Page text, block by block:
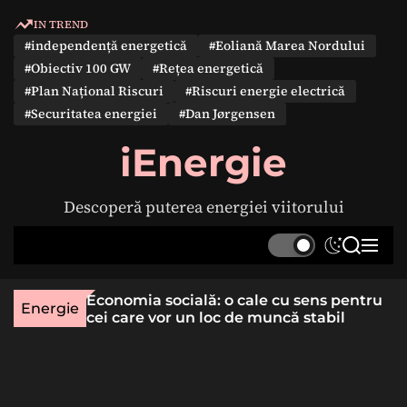
IN TREND
#independență energetică
#Eoliană Marea Nordului
#Obiectiv 100 GW
#Rețea energetică
#Plan Național Riscuri
#Riscuri energie electrică
#Securitatea energiei
#Dan Jørgensen
iEnergie
Descoperă puterea energiei viitorului
S
t
c
S
r
M
u
Energie
rară
Economia socială: o cale cu sens pentru
cei care vor un loc de muncă stabil